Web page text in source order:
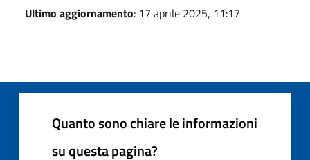
Ultimo aggiornamento: 17 aprile 2025, 11:17
Quanto sono chiare le informazioni
su questa pagina?